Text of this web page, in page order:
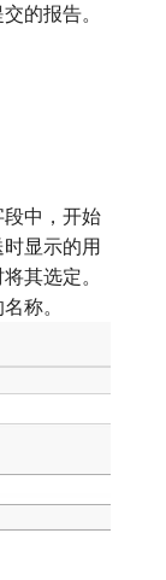
的报告。
段中，开始
显示的用
其选定。
称。